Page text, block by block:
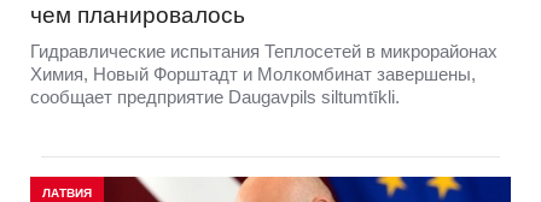
чем планировалось
Гидравлические испытания Теплосетей в микрорайонах
Химия, Новый Форштадт и Молкомбинат завершены,
сообщает предприятие Daugavpils siltumtīkli.
ЛАТВИЯ